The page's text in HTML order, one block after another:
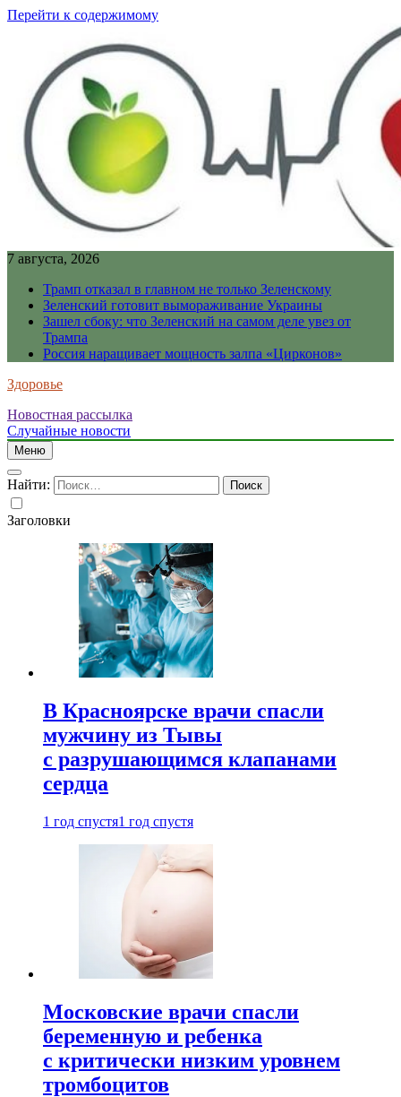
Перейти к содержимому
7 августа, 2026
Трамп отказал в главном не только Зеленскому
Зеленский готовит вымораживание Украины
Зашел сбоку: что Зеленский на самом деле увез от
Трампа
Россия наращивает мощность залпа «Цирконов»
Здоровье
Новостная рассылка
Случайные новости
Меню
Найти:
Заголовки
В Красноярске врачи спасли
мужчину из Тывы
с разрушающимся клапанами
сердца
1 год спустя1 год спустя
Московские врачи спасли
беременную и ребенка
с критически низким уровнем
тромбоцитов